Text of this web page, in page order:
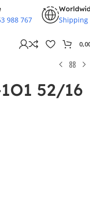
988 767 Shipping
52/16